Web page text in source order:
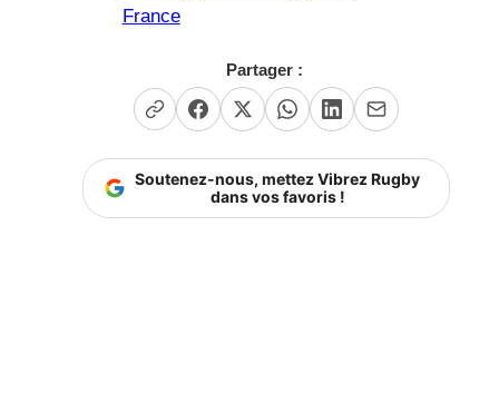
France
Partager :
Soutenez-nous, mettez Vibrez Rugby
dans vos favoris !